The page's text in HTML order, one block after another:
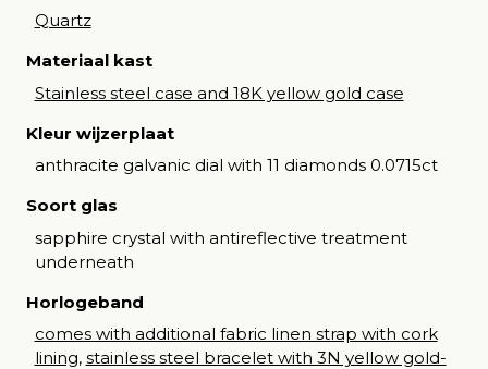
Quartz
Materiaal kast
Stainless steel case and 18K yellow gold case
Kleur wijzerplaat
anthracite galvanic dial with 11 diamonds 0.0715ct
Soort glas
sapphire crystal with antireflective treatment
underneath
Horlogeband
comes with additional fabric linen strap with cork
lining, stainless steel bracelet with 3N yellow gold-